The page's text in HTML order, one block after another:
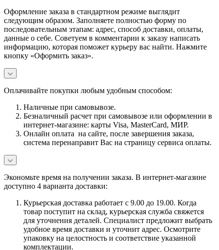
Оформление заказа в стандартном режиме выглядит
следующим образом. Заполняете полностью форму по
последовательным этапам: адрес, способ доставки, оплаты,
данные о себе. Советуем в комментарии к заказу написать
информацию, которая поможет курьеру вас найти. Нажмите
кнопку «Оформить заказ».
Оплачивайте покупки любым удобным способом:
Наличные при самовывозе.
Безналичный расчет при самовывозе или оформлении в
интернет-магазине: карты Visa, MasterCard, МИР.
Онлайн оплата на сайте, после завершения заказа,
система перенаправит Вас на страницу сервиса оплаты.
Экономьте время на получении заказа. В интернет-магазине
доступно 4 варианта доставки:
Курьерская доставка работает с 9.00 до 19.00. Когда
товар поступит на склад, курьерская служба свяжется
для уточнения деталей. Специалист предложит выбрать
удобное время доставки и уточнит адрес. Осмотрите
упаковку на целостность и соответствие указанной
комплектации.